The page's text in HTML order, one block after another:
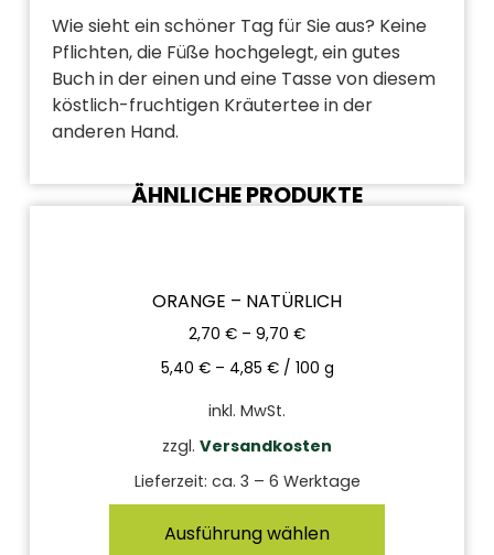
Wie sieht ein schöner Tag für Sie aus? Keine
Pflichten, die Füße hochgelegt, ein gutes
Buch in der einen und eine Tasse von diesem
köstlich-fruchtigen Kräutertee in der
anderen Hand.
ÄHNLICHE PRODUKTE
ORANGE – NATÜRLICH
2,70 € – 9,70 €
5,40 €– 4,85 €/ 100 g
inkl. MwSt.
zzgl. Versandkosten
Lieferzeit: ca. 3 – 6 Werktage
Ausführung wählen